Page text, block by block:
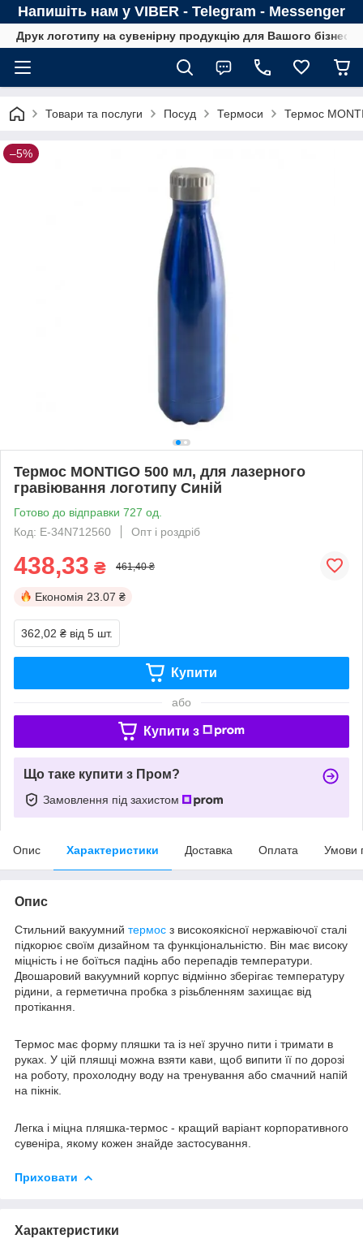
Напишіть нам у VIBER - Telegram - Messenger
Друк логотипу на сувенірну продукцію для Вашого бізнесу
Товари та послуги Посуд Термоси Термос
–5%
Термос MONTIGO 500 мл, для лазерного
гравіювання логотипу Синій
Готово до відправки 727 од.
Код: Е-34N712560
Опт і роздріб
438,33 ₴ 461,40 ₴
Економія 23.07 ₴
362,02 ₴ від 5 шт.
Купити
або
Купити з
Що таке купити з Пром?
Замовлення під захистом
Опис Характеристики Доставка Оплата Умови
Опис
Стильний вакуумний термос з високоякісної нержавіючої сталі
підкорює своїм дизайном та функціональністю. Він має високу
міцність і не боїться падінь або перепадів температури.
Двошаровий вакуумний корпус відмінно зберігає температуру
рідини, а герметична пробка з різьбленням захищає від
протікання.
Термос має форму пляшки та із неї зручно пити і тримати в
руках. У цій пляшці можна взяти кави, щоб випити її по дорозі
на роботу, прохолодну воду на тренування або смачний напій
на пікнік.
Легка і міцна пляшка-термос - кращий варіант корпоративного
сувеніра, якому кожен знайде застосування.
Приховати
Характеристики